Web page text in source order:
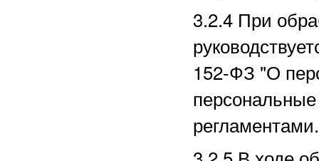
3.2.4 При
152-ФЗ "О
регламентами.